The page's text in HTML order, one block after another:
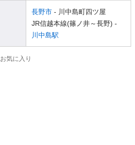
長野市 - 川中島町四ツ屋
JR信越本線(篠ノ井～長野) -
川中島駅
お気に入り